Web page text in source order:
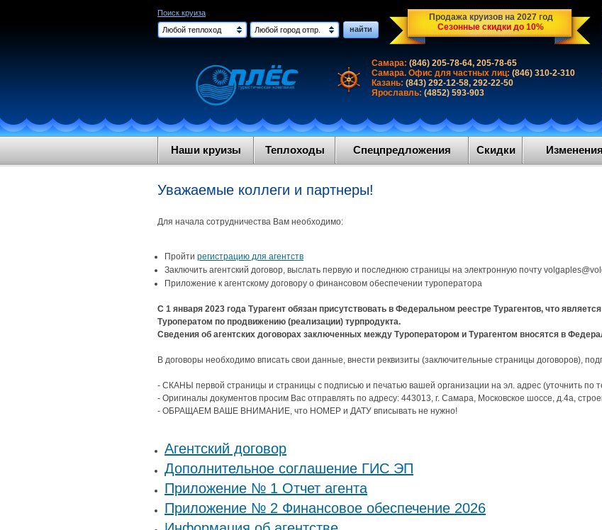
Поиск круиза
Любой теплоход
Любой город отпр. найти
Продажа круизов на 2027 год
Сезонные скидки до 10%
Самара: (846) 205-78-64, 205-78-65
Самара. Офис для частных лиц: (846) 310-2-310
Казань: (843) 292-12-58, 292-22-50
Ярославль: (4852) 593-903
Наши круизы Теплоходы Спецпредложения Скидки
Уважаемые коллеги и партнеры!
Для начала сотрудничества Вам необходимо:
Пройти регистрацию для агентств
Заключить агентский договор, выслать первую и последнюю страницы на электронную почту
Приложение к агентскому договору о финансовом обеспечении туроператора
С 1 января 2023 года Турагент обязан присутствовать в Федеральном реестре Турагентов, что
Туроператом по продвижению (реализации) турпродукта.
Сведения об агентских договорах заключенных между Туроператором и Турагентом вносятся в
В договоры необходимо вписать свои данные, внести реквизиты (заключительные страницы договоров),
- СКАНЫ первой страницы и страницы с подписью и печатью вашей организации на эл. адрес (уточнить по
- Оригиналы документов просим Вас отправлять по адресу: 443013, г. Самара, Московское шоссе, д.4а,
- ОБРАЩАЕМ ВАШЕ ВНИМАНИЕ, что НОМЕР и ДАТУ вписывать не нужно!
Агентский договор
Дополнительное соглашение ГИС ЭП
Приложение № 1 Отчет агента
Приложение № 2 Финансовое обеспечение 2026